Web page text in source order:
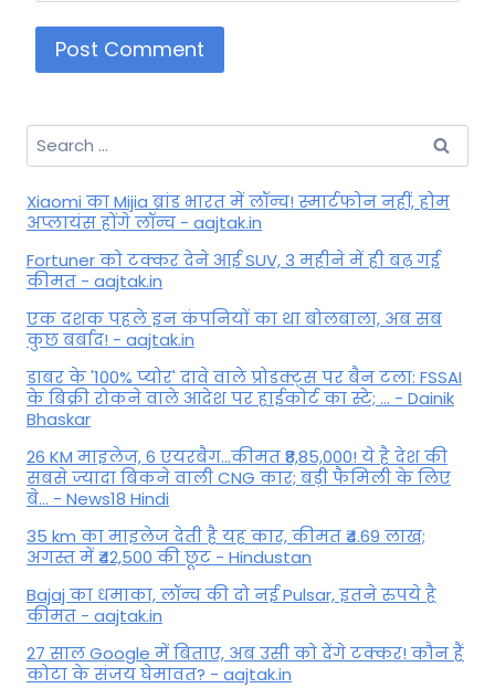
Search
for:
Xiaomi का Mijia ब्रांड भारत में लॉन्च! स्मार्टफोन नहीं, होम
अप्लायंस होंगे लॉन्च - aajtak.in
Fortuner को टक्कर देने आई SUV, 3 महीने में ही बढ़ गई
कीमत - aajtak.in
एक दशक पहले इन कंपनियों का था बोलबाला, अब सब
कुछ बर्बाद! - aajtak.in
डाबर के '100% प्योर' दावे वाले प्रोडक्ट्स पर बैन टला: FSSAI
के बिक्री रोकने वाले आदेश पर हाईकोर्ट का स्टे; ... - Dainik
Bhaskar
26 KM माइलेज, 6 एयरबैग...कीमत ₹8,85,000! ये है देश की
सबसे ज्यादा बिकने वाली CNG कार; बड़ी फैमिली के लिए
बे... - News18 Hindi
35 km का माइलेज देती है यह कार, कीमत ₹4.69 लाख;
अगस्त में ₹42,500 की छूट - Hindustan
Bajaj का धमाका, लॉन्च की दो नई Pulsar, इतने रुपये है
कीमत - aajtak.in
27 साल Google में बिताए, अब उसी को देंगे टक्कर! कौन हैं
कोटा के संजय घेमावत? - aajtak.in